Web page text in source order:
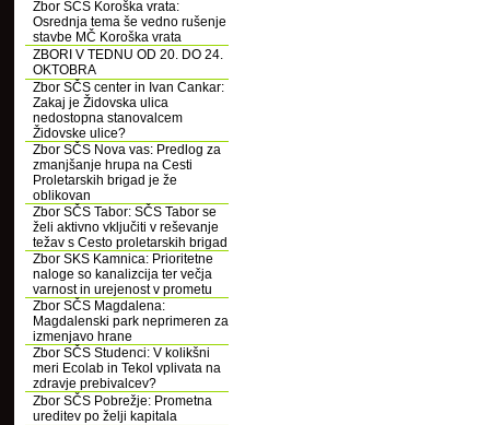
Zbor SČS Koroška vrata:
Osrednja tema še vedno rušenje
stavbe MČ Koroška vrata
ZBORI V TEDNU OD 20. DO 24.
OKTOBRA
Zbor SČS center in Ivan Cankar:
Zakaj je Židovska ulica
nedostopna stanovalcem
Židovske ulice?
Zbor SČS Nova vas: Predlog za
zmanjšanje hrupa na Cesti
Proletarskih brigad je že
oblikovan
Zbor SČS Tabor: SČS Tabor se
želi aktivno vključiti v reševanje
težav s Cesto proletarskih brigad
Zbor SKS Kamnica: Prioritetne
naloge so kanalizcija ter večja
varnost in urejenost v prometu
Zbor SČS Magdalena:
Magdalenski park neprimeren za
izmenjavo hrane
Zbor SČS Studenci: V kolikšni
meri Ecolab in Tekol vplivata na
zdravje prebivalcev?
Zbor SČS Pobrežje: Prometna
ureditev po želji kapitala